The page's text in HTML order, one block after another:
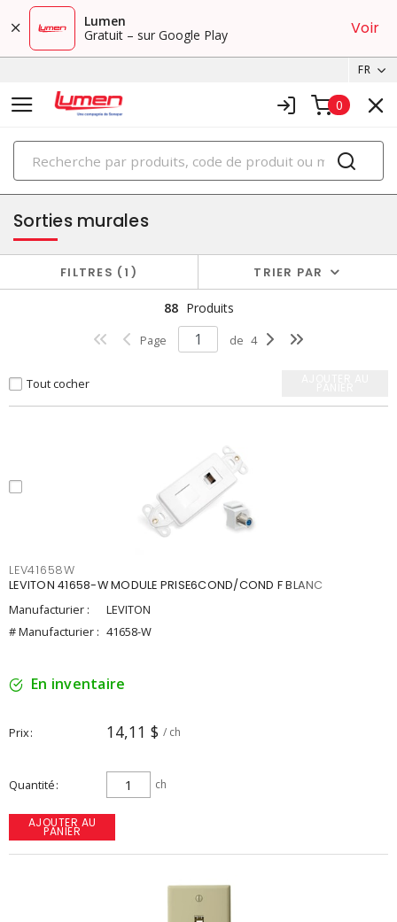
Lumen
Gratuit – sur Google Play
Voir
FR
0
PRODUITS
plaques et boîtes
Sorties murales
FILTRES 1 TRIER PAR
88 Produits
Page de 4
Tout cocher
LEV41658W
LEVITON 41658-W MODULE PRISE6COND/COND F BLANC
Manufacturier :
LEVITON
# Manufacturier : 41658-W
En inventaire
Prix 14,11 $ / ch
Quantité ch
AJOUTER AU
PANIER